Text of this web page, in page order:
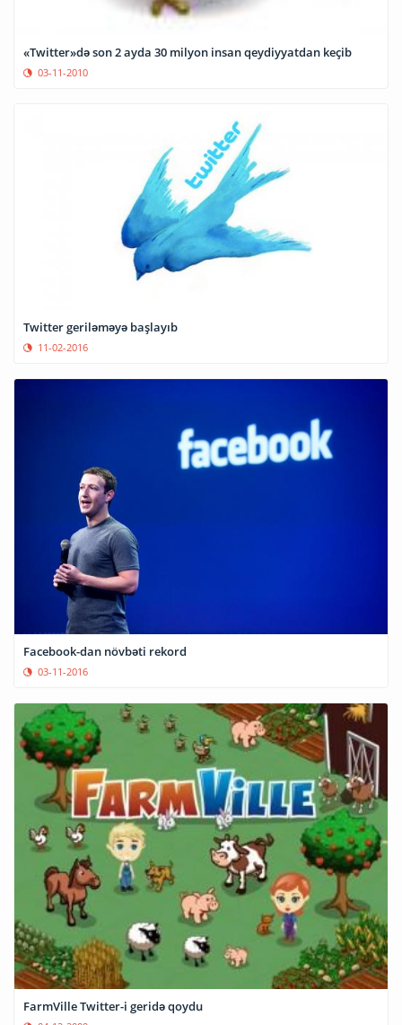
«Twitter»də son 2 ayda 30 milyon insan qeydiyyatdan keçib
03-11-2010
Twitter geriləməyə başlayıb
11-02-2016
Facebook-dan növbəti rekord
03-11-2016
FarmVille Twitter-i geridə qoydu